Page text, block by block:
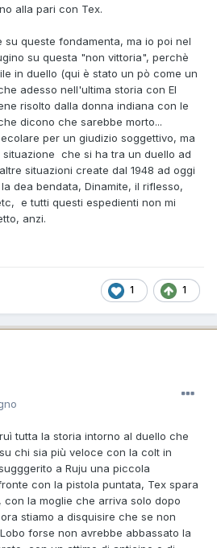
alla pari con Tex.
queste fondamenta, ma io poi nel
su questa "non vittoria", perchè
in duello (qui è stato un pò come un
adesso nell'ultima storia con El
risolto dalla donna indiana con le
dicono che sarebbe morto...
per un giudizio soggettivo, ma
che si ha tra un duello ad
situazioni create dal 1948 ad oggi
dea bendata, Dinamite, il riflesso,
e tutti questi espedienti non mi
anzi.
1 1
tutta la storia intorno al duello che
chi sia più veloce con la colt in
a Ruju una piccola
con la pistola puntata, Tex spara
con la moglie che arriva solo dopo
stiamo a disquisire che se non
forse non avrebbe abbassato la